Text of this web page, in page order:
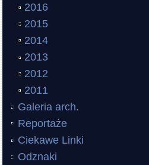
2016
2015
2014
2013
2012
2011
Galeria arch.
Reportaże
Ciekawe Linki
Odznaki